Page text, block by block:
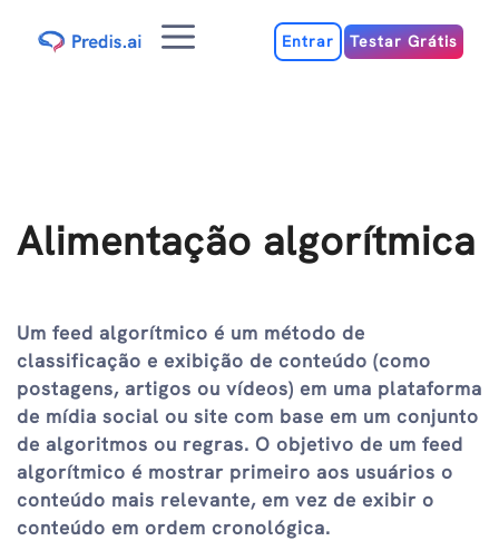
para
MenuEntrar Testar Grátis
Alimentação algorítmica
Um feed algorítmico é um método de
classificação e exibição de conteúdo (como
postagens, artigos ou vídeos) em uma plataforma
de mídia social ou site com base em um conjunto
de algoritmos ou regras. O objetivo de um feed
algorítmico é mostrar primeiro aos usuários o
conteúdo mais relevante, em vez de exibir o
conteúdo em ordem cronológica.